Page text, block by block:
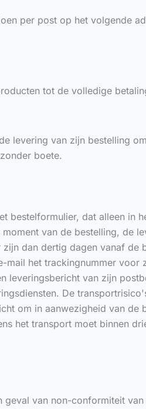
per post op het volgende
tot de volledige
levering van zijn bestelling
boete.
bestelformulier, dat alleen in
van de bestelling, de
dan dertig dagen vanaf
het trackingnummer
leveringsbericht van zijn
De
om in aanwezigheid van
het transport moet binnen
van non-conformiteit